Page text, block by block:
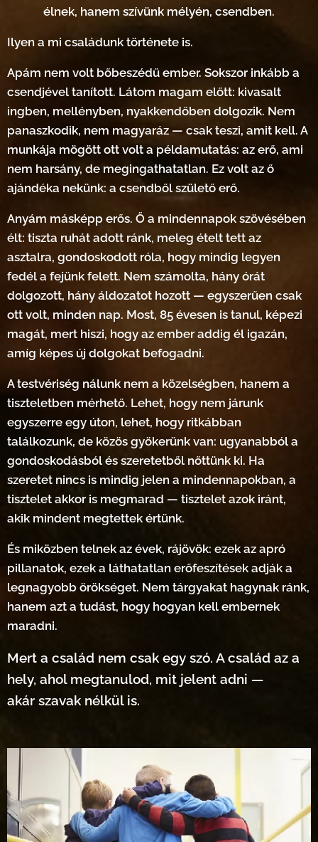
élnek, hanem szívünk mélyén, csendben.
Ilyen a mi családunk története is.
Apám nem volt bőbeszédű ember. Sokszor inkább a
csendjével tanított. Látom magam előtt: kivasalt
ingben, mellényben, nyakkendőben dolgozik. Nem
panaszkodik, nem magyaráz — csak teszi, amit kell. A
munkája mögött ott volt a példamutatás: az erő, ami
nem harsány, de megingathatatlan. Ez volt az ő
ajándéka nekünk: a csendből születő erő.
Anyám másképp erős. Ő a mindennapok szövésében
élt: tiszta ruhát adott ránk, meleg ételt tett az
asztalra, gondoskodott róla, hogy mindig legyen
fedél a fejünk felett. Nem számolta, hány órát
dolgozott, hány áldozatot hozott — egyszerűen csak
ott volt, minden nap. Most, 85 évesen is tanul, képezi
magát, mert hiszi, hogy az ember addig él igazán,
amíg képes új dolgokat befogadni.
A testvériség nálunk nem a közelségben, hanem a
tiszteletben mérhető. Lehet, hogy nem járunk
egyszerre egy úton, lehet, hogy ritkábban
találkozunk, de közös gyökerünk van: ugyanabból a
gondoskodásból és szeretetből nőttünk ki. Ha
szeretet nincs is mindig jelen a mindennapokban, a
tisztelet akkor is megmarad — tisztelet azok iránt,
akik mindent megtettek értünk.
És miközben telnek az évek, rájövök: ezek az apró
pillanatok, ezek a láthatatlan erőfeszítések adják a
legnagyobb örökséget. Nem tárgyakat hagynak ránk,
hanem azt a tudást, hogy hogyan kell embernek
maradni.
Mert a család nem csak egy szó. A család az a
hely, ahol megtanulod, mit jelent adni —
akár szavak nélkül is.